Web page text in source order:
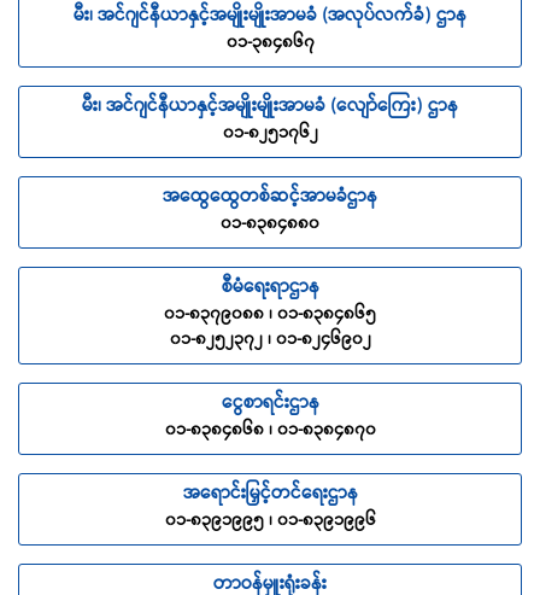
မီး၊ အင်ဂျင်နီယာနှင့်အမျိုးမျိုးအာမခံ (အလုပ်လက်ခံ) ဌာန
၀၁-၃၈၄၈၆၇
မီး၊ အင်ဂျင်နီယာနှင့်အမျိုးမျိုးအာမခံ (လျော်ကြေး) ဌာန
၀၁-၈၂၅၁၇၆၂
အထွေထွေတစ်ဆင့်အာမခံဌာန
၀၁-၈၃၈၄၈၈၀
စီမံရေးရာဌာန
၀၁-၈၃၇၉၀၈၈ ၊ ၀၁-၈၃၈၄၈၆၅
၀၁-၈၂၅၂၃၇၂ ၊ ၀၁-၈၂၄၆၉၀၂
ငွေစာရင်းဌာန
၀၁-၈၃၈၄၈၆၈ ၊ ၀၁-၈၃၈၄၈၇၀
အရောင်းမြှင့်တင်ရေးဌာန
၀၁-၈၃၉၁၉၉၅ ၊ ၀၁-၈၃၉၁၉၉၆
တာဝန်မှူးရုံးခန်း